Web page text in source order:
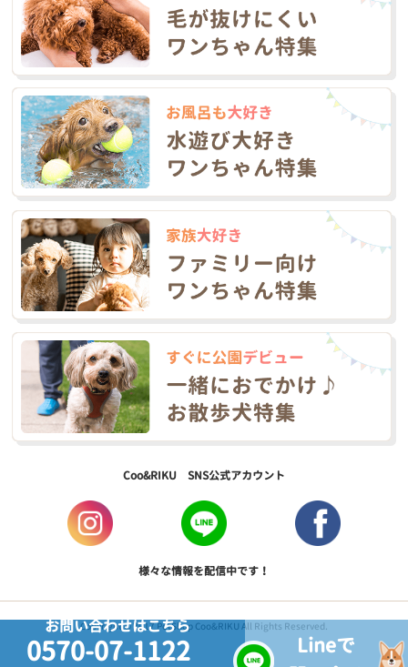
お問い合わせはこちら
0570-07-1122
Lineで
Coo&RIKU SNS公式アカウント
様々な情報を配信中です！
Copyright © 2017 PetShop Coo&RIKU All Rights Reserved.